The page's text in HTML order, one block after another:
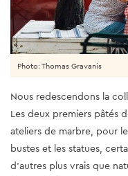
Nous redescendons la
Les deux premiers pâtés
ateliers de marbre, pour
bustes et les statues,
d'autres plus vrais que
Photo: Thomas Gravanis